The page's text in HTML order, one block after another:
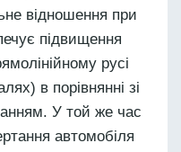
відношення при
підвищення
русі
в порівнянні зі
У той же час
автомобіля